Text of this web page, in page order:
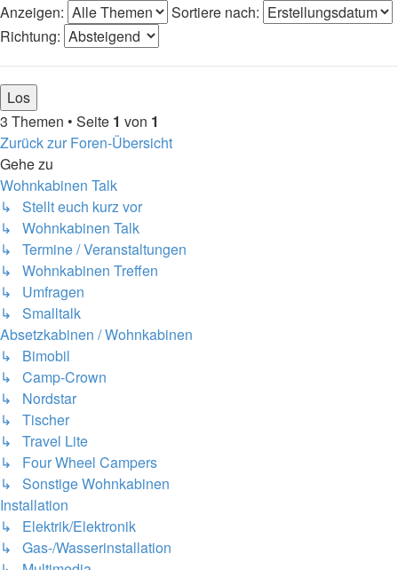
Anzeigen:
Sortiere nach:
Richtung:
3 Themen • Seite 1 von 1
Zurück zur Foren-Übersicht
Gehe zu
Wohnkabinen Talk
↳ Stellt euch kurz vor
↳ Wohnkabinen Talk
↳ Termine / Veranstaltungen
↳ Wohnkabinen Treffen
↳ Umfragen
↳ Smalltalk
Absetzkabinen / Wohnkabinen
↳ Bimobil
↳ Camp-Crown
↳ Nordstar
↳ Tischer
↳ Travel Lite
↳ Four Wheel Campers
↳ Sonstige Wohnkabinen
Installation
↳ Elektrik/Elektronik
↳ Gas-/Wasserinstallation